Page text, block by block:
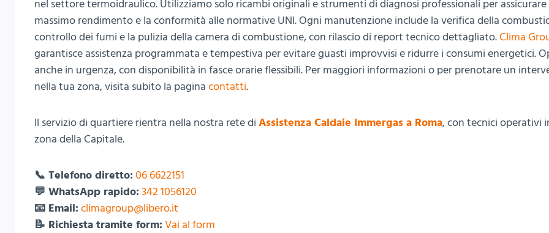
nel settore termoidraulico. Utilizziamo solo ricambi originali e strumenti di diagnosi professionali per assicurare
massimo rendimento e la conformità alle normative UNI. Ogni manutenzione include la verifica della
controllo dei fumi e la pulizia della camera di combustione, con rilascio di report tecnico dettagliato.Clima
garantisce assistenza programmata e tempestiva per evitare guasti improvvisi e ridurre i consumi energetici.
anche in urgenza, con disponibilità in fasce orarie flessibili. Per maggiori informazioni o per prenotare un
nella tua zona, visita subito la pagina contatti.
Il servizio di quartiere rientra nella nostra rete di Assistenza Caldaie Immergas a Roma, con tecnici operativi
zona della Capitale.
📞 Telefono diretto: 06 6622151
💬 WhatsApp rapido: 342 1056120
📧 Email: climagroup@libero.it
📝 Richiesta tramite form: Vai al form